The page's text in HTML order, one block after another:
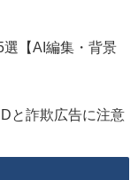
【AI編集・背景
と詐欺広告に注意